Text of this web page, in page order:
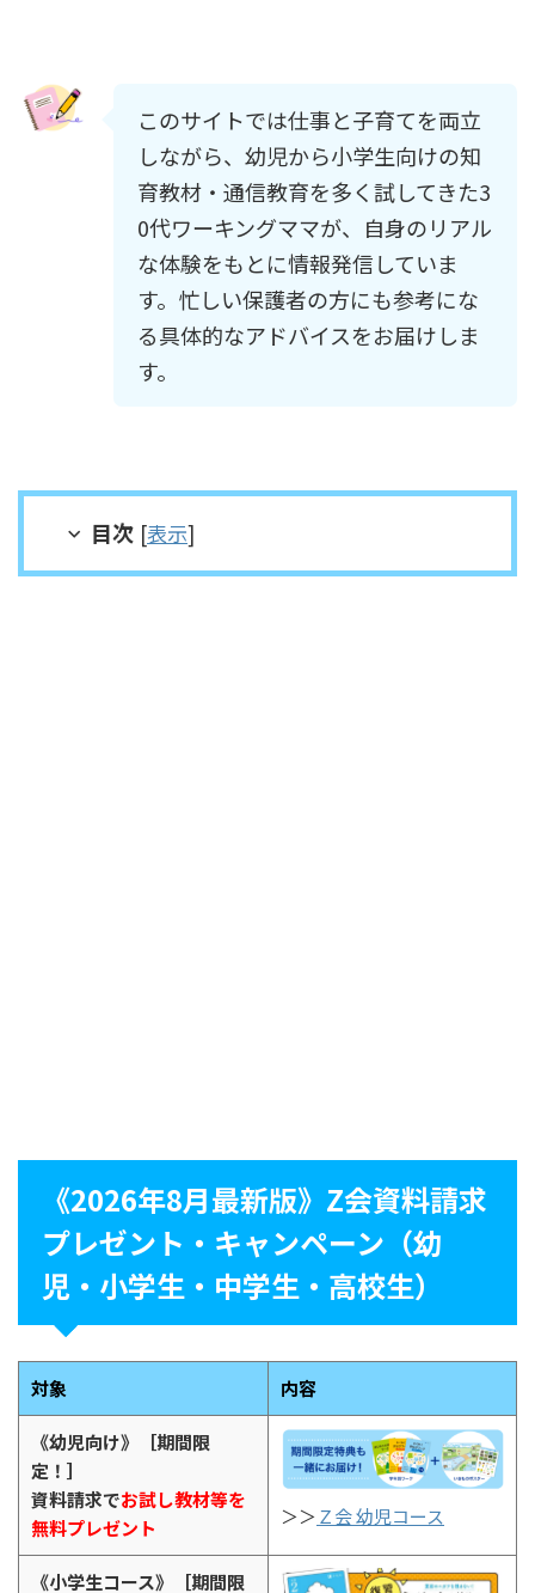
このサイトでは仕事と子育てを両立
しながら、幼児から小学生向けの知
育教材・通信教育を多く試してきた3
0代ワーキングママが、自身のリアル
な体験をもとに情報発信していま
す。忙しい保護者の方にも参考にな
る具体的なアドバイスをお届けしま
す。
目次 [表示]
《2026年8月最新版》Z会資料請求
プレゼント・キャンペーン（幼
児・小学生・中学生・高校生）
対象 内容
《幼児向け》［期間限
定！］
資料請求でお試し教材等を
無料プレゼント
＞＞Ｚ会 幼児コース
《小学生コース》［期間限